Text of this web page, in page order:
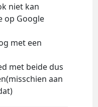
niet kan
op Google
met een
met beide dus
aan